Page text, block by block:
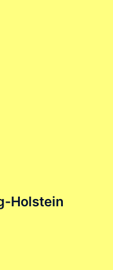
Holstein